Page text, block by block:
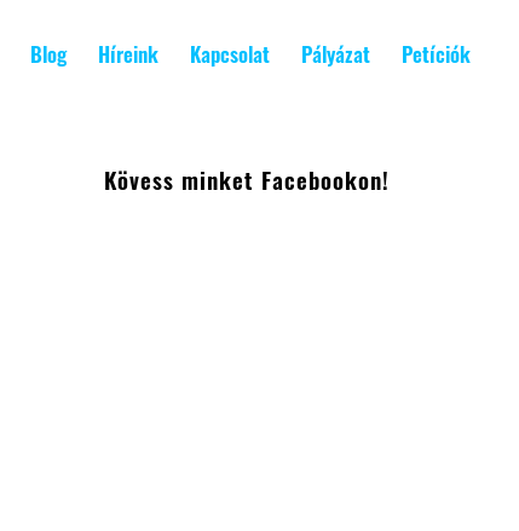
Blog Híreink Kapcsolat Pályázat Petíciók
Kövess minket Facebookon!